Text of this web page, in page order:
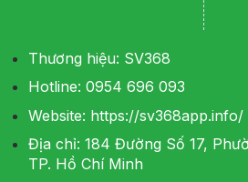
Thương hiệu: SV368
Hotline: 0954 696 093
Website: https://sv368app.info/
Địa chỉ: 184 Đường Số 17,
TP. Hồ Chí Minh